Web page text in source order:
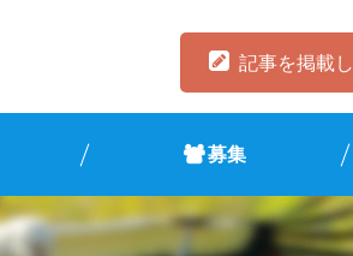
記事を掲載
募集